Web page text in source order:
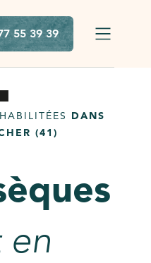
55 39 39
DANS
(41)